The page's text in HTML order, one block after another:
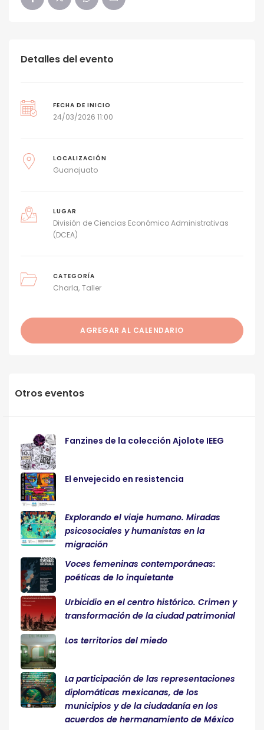
Detalles del evento
FECHA DE INICIO
24/03/2026 11:00
LOCALIZACIÓN
Guanajuato
LUGAR
División de Ciencias Económico Administrativas
(DCEA)
CATEGORÍA
Charla Taller
AGREGAR AL CALENDARIO
Otros eventos
Fanzines de la colección Ajolote IEEG
El envejecido en resistencia
Explorando el viaje humano. Miradas
psicosociales y humanistas en la
migración
Voces femeninas contemporáneas:
poéticas de lo inquietante
Urbicidio en el centro histórico. Crimen y
transformación de la ciudad patrimonial
Los territorios del miedo
La participación de las representaciones
diplomáticas mexicanas, de los
municipios y de la ciudadanía en los
acuerdos de hermanamiento de México